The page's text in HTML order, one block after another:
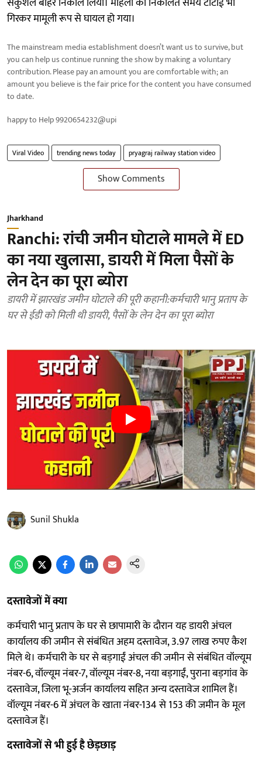
गिरकर मामूली रूप से घायल हो गया।
The mainstream media establishment doesn’t want us to survive, but
you can help us continue running the show by making a voluntary
contribution. Please pay an amount you are comfortable with; an
amount you believe is the fair price for the content you have consumed
to date.
happy to Help 9920654232@upi
Viral Video trending news today pryagraj railway station video
Show Comments
Jharkhand
Ranchi: रांची जमीन घोटाले मामले में ED
का नया खुलासा, डायरी में मिला पैसों के
लेन देन का पूरा ब्योरा
डायरी में झारखंड जमीन घोटाले की पूरी कहानी:कर्मचारी भानु प्रताप के
घर से ईडी को मिली थी डायरी, पैसों के लेन देन का पूरा ब्योरा
Sunil Shukla
दस्तावेजों में क्या
कर्मचारी भानु प्रताप के घर से छापामारी के दौरान यह डायरी अंचल
कार्यालय की जमीन से संबंधित अहम दस्तावेज, 3.97 लाख रुपए कैश
मिले थे। कर्मचारी के घर से बड़गाईं अंचल की जमीन से संबंधित वॉल्यूम
नंबर-6, वॉल्यूम नंबर-7, वॉल्यूम नंबर-8, नया बड़गाईं, पुराना बड़गांव के
दस्तावेज, जिला भू-अर्जन कार्यालय सहित अन्य दस्तावेज शामिल हैं।
वॉल्यूम नंबर-6 में अंचल के खाता नंबर-134 से 153 की जमीन के मूल
दस्तावेज हैं।
दस्तावेजों से भी हुई है छेड़छाड़